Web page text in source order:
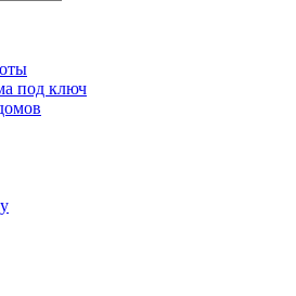
под ключ